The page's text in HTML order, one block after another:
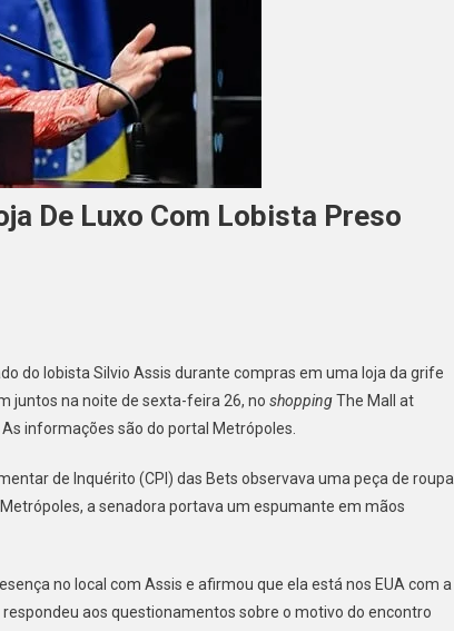
De Luxo Com Lobista Preso
do lobista Silvio Assis durante compras em uma loja da grife
juntos na noite de sexta-feira 26, no shoppingThe Mall at
informações são do portal Metrópoles.
de Inquérito (CPI) das Bets observava uma peça de roupa
a senadora portava um espumante em mãos
no local com Assis e afirmou que ela está nos EUA com a
aos questionamentos sobre o motivo do encontro